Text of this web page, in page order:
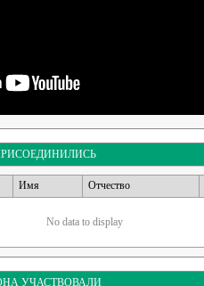
Имя Отчество
No data to display
УЧАСТВОВАЛИ